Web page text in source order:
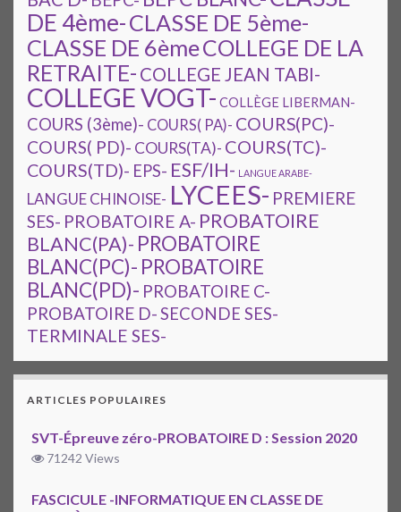
DE 4ème-CLASSE DE 5ème-
CLASSE DE 6èmeCOLLEGE DE LA
RETRAITE- COLLEGE JEAN TABI-
COLLEGE VOGT- COLLÈGE LIBERMAN-
COURS (3ème)- COURS( PA)- COURS(PC)-
COURS( PD)- COURS(TA)- COURS(TC)-
COURS(TD)- EPS- ESF/IH- LANGUE ARABE-
LANGUE CHINOISE- LYCEES- PREMIERE
SES- PROBATOIRE A- PROBATOIRE
BLANC(PA)- PROBATOIRE
BLANC(PC)- PROBATOIRE
BLANC(PD)- PROBATOIRE C-
PROBATOIRE D-SECONDE SES-
TERMINALE SES-
ARTICLES POPULAIRES
SVT-Épreuve zéro-PROBATOIRE D : Session 2020
71242 Views
FASCICULE -INFORMATIQUE EN CLASSE DE